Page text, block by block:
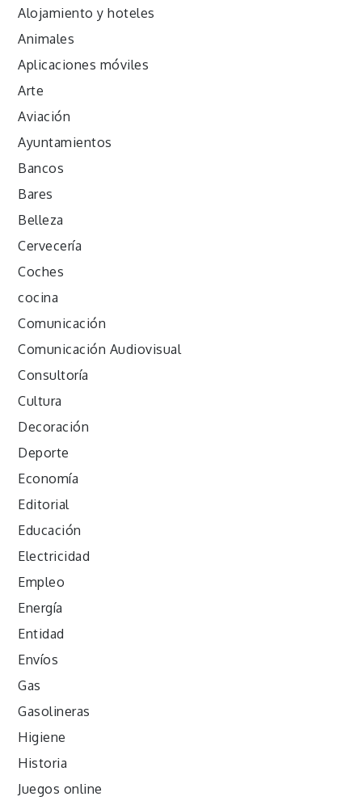
Alojamiento y hoteles
Animales
Aplicaciones móviles
Arte
Aviación
Ayuntamientos
Bancos
Bares
Belleza
Cervecería
Coches
cocina
Comunicación
Comunicación Audiovisual
Consultoría
Cultura
Decoración
Deporte
Economía
Editorial
Educación
Electricidad
Empleo
Energía
Entidad
Envíos
Gas
Gasolineras
Higiene
Historia
Juegos online